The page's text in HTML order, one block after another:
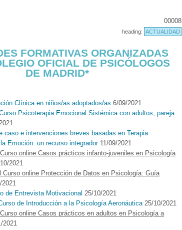
00008
heading: ACTUALIDAD
FORMATIVAS ORGANIZADAS
OFICIAL DE PSICÓLOGOS
DE MADRID*
Clínica en niños/as adoptados/as 6/09/2021
Psicoterapia Emocional Sistémica con adultos, pareja
caso e intervenciones breves basadas en Terapia
Emoción: un recurso integrador11/09/2021
Curso online Casos prácticos infanto-juveniles en Psicología
2021
Curso online Protección de Datos en Psicología: Guía
de Entrevista Motivacional 25/10/2021
de Introducción a la Psicología Aeronáutica 25/10/2021
Curso online Casos prácticos en adultos en Psicología a
2021